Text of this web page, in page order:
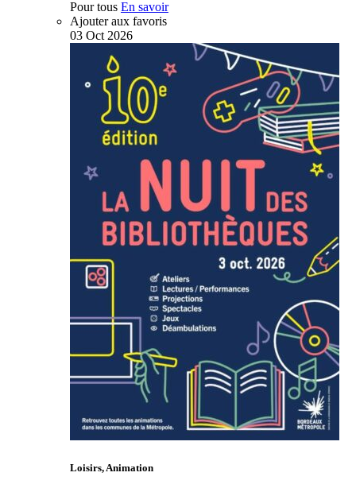
Pour tous En savoir
Ajouter aux favoris
03 Oct 2026
Loisirs, Animation